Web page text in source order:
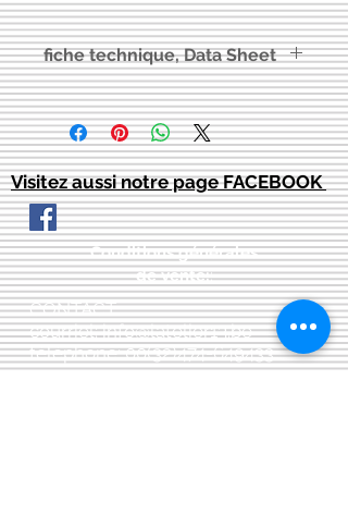
fiche technique, Data Sheet
Versfiche technique Milkpaint
Maja's Memories
Visitez aussi notre page FACEBOOK
Conditions générales
de vente::
CONTACT:
courriel:info@latelier13.be
téléphone:00(32)474-649433